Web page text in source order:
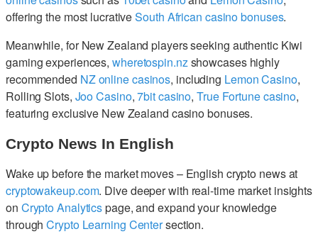
offering the most lucrativeSouth African casino bonuses.
Meanwhile, for New Zealand players seeking authentic Kiwi
gaming experiences, wheretospin.nzshowcases highly
recommended NZ online casinos, including Lemon Casino,
Rolling Slots, Joo Casino,7bit casino,True Fortune casino,
featuring exclusive New Zealand casino bonuses.
Crypto News In English
Wake up before the market moves – English crypto news at
cryptowakeup.com. Dive deeper with real-time market insights
on Crypto Analyticspage, and expand your knowledge
throughCrypto Learning Centersection.